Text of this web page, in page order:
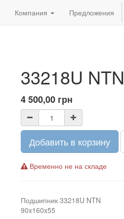
Компания Предложения
33218U NTN
4 500,00 грн
Добавить в корзину
Временно не на складе
Подшипник 33218U NTN
90x160x55